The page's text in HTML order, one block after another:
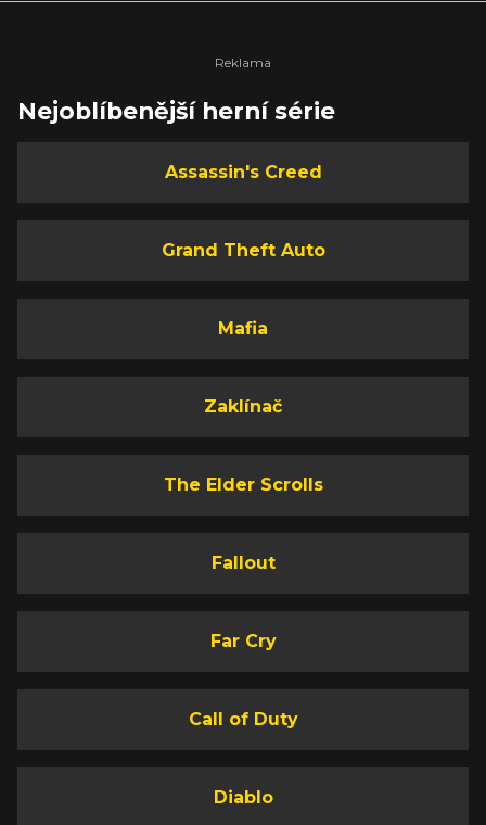
Nejoblíbenější herní série
Assassin's Creed
Grand Theft Auto
Mafia
Zaklínač
The Elder Scrolls
Fallout
Far Cry
Call of Duty
Diablo